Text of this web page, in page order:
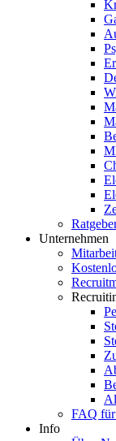
Unternehmen
FAQ
Info